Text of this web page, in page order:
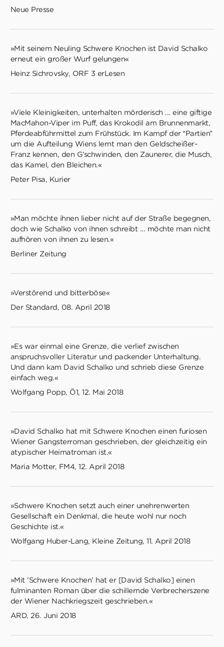
Neue Presse
»Mit seinem Neuling Schwere Knochen ist David Schalko
erneut ein großer Wurf gelungen«
Heinz Sichrovsky, ORF 3 erLesen
»Viele Kleinigkeiten, unterhalten mörderisch ... eine giftige
MacMahon-Viper im Puff, das Krokodil am Brunnenmarkt,
Pferdeabführmittel zum Frühstück. Im Kampf der “Partien”
um die Aufteilung Wiens lernt man den Geldscheißer-
Franz kennen, den G’schwinden, den Zaunerer, die Musch,
das Kamel, den Bleichen.«
Peter Pisa, Kurier
»Man möchte ihnen lieber nicht auf der Straße begegnen,
doch wie Schalko von ihnen schreibt ... möchte man nicht
aufhören von ihnen zu lesen.«
Berliner Zeitung
»Verstörend und bitterböse«
Der Standard, 08. April 2018
»Es war einmal eine Grenze, die verlief zwischen
anspruchsvoller Literatur und packender Unterhaltung.
Und dann kam David Schalko und schrieb diese Grenze
einfach weg.«
Wolfgang Popp, Ö1, 12. Mai 2018
»David Schalko hat mit Schwere Knochen einen furiosen
Wiener Gangsterroman geschrieben, der gleichzeitig ein
atypischer Heimatroman ist.«
Maria Motter, FM4, 12. April 2018
»Schwere Knochen setzt auch einer unehrenwerten
Gesellschaft ein Denkmal, die heute wohl nur noch
Geschichte ist.«
Wolfgang Huber-Lang, Kleine Zeitung, 11. April 2018
»Mit 'Schwere Knochen' hat er [David Schalko] einen
fulminanten Roman über die schillernde Verbrecherszene
der Wiener Nachkriegszeit geschrieben.«
ARD, 26. Juni 2018